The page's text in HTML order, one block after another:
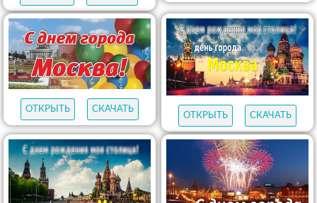
ОТКРЫТЬ СКАЧАТЬ
ОТКРЫТЬ СКАЧАТЬ